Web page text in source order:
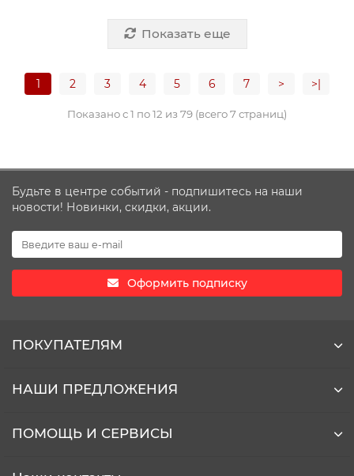
Показать еще
1 2 3 4 5 6 7 > >|
Показано с 1 по 12 из 79 (всего 7 страниц)
Будьте в центре событий - подпишитесь на наши
новости! Новинки, скидки, акции.
Оформить подписку
ПОКУПАТЕЛЯМ
НАШИ ПРЕДЛОЖЕНИЯ
ПОМОЩЬ И СЕРВИСЫ